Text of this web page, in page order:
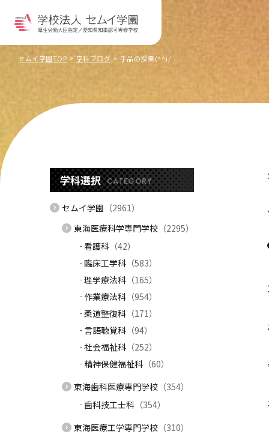
セムイ学園TOP 学科ブログ 手品の授業(^^)/
学科選択 CATEGORY
セムイ学園 （2961）
東海医療科学専門学校 （2295）
看護科 （42）
臨床工学科 （583）
理学療法科 （165）
作業療法科 （954）
柔道整復科 （171）
言語聴覚科 （94）
社会福祉科 （252）
精神保健福祉科 （60）
東海歯科医療専門学校 （354）
歯科技工士科 （354）
東海医療工学専門学校 （310）